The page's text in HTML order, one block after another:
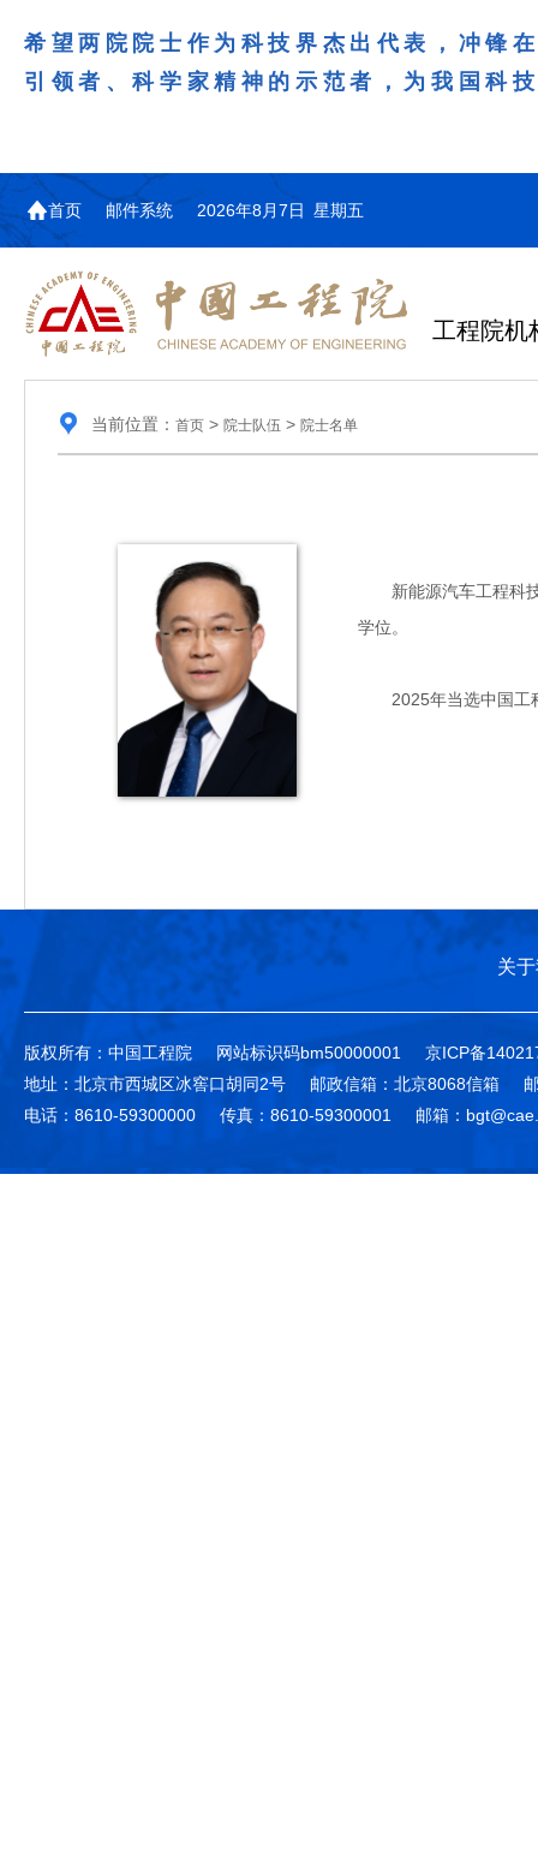
希望两院院士作为科技界杰出代表，冲锋
引领者、科学家精神的示范者，为我国科
首页 邮件系统 2026年8月7日 星期五
工程院机
当前位置： 首页> 院士队伍 > 院士名单
新能源汽车工程科技
学位。
2025年当选中国工
关
版权所有：中国工程院 网站标识码bm50000001
京ICP备
地址：北京市西城区冰窖口胡同2号
邮政信箱：北京8068信箱
电话：8610-59300000
传真：8610-59300001 邮箱：